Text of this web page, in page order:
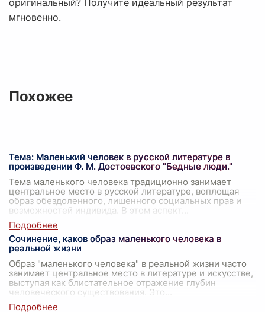
оригинальный? Получите идеальный результат
мгновенно.
Похожее
Тема: Маленький человек в русской литературе в
произведении Ф. М. Достоевского "Бедные люди."
Тема маленького человека традиционно занимает
центральное место в русской литературе, воплощая
образ обездоленного, лишенного социальных прав и
возможностей индивида. В этом аспект
Сочинение, каков образ маленького человека в
реальной жизни
Образ "маленького человека" в реальной жизни часто
занимает центральное место в литературе и искусстве,
выступая как блистательное отражение глубин
человеческого существования. Это